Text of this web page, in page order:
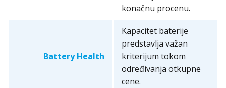
konačnu procenu.
Battery Health
Kapacitet baterije
predstavlja važan
kriterijum tokom
određivanja otkupne
cene.